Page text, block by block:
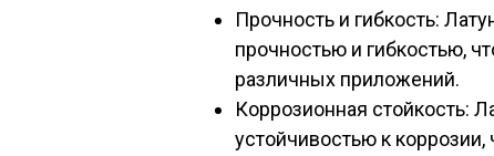
Прочность и гибкость:
прочностью и гибкостью,
различных приложений.
Коррозионная стойкость:
устойчивостью к